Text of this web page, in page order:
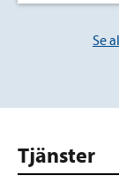
Se
Tjänster